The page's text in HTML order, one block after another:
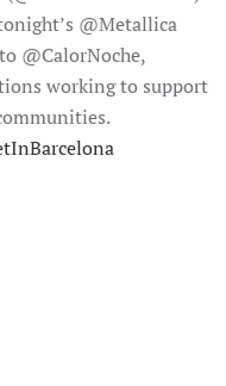
@Metallica
@CalorNoche,
working to support